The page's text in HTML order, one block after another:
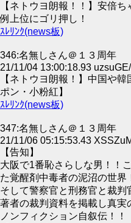
【ネトウヨ朗報！！】安倍
例上位にゴリ押し！
ｽﾚﾘﾝｸ(news板)
346:名無しさん＠１３周年
21/11/04 13:00:18.93
【ネトウヨ朗報！】中国や
ポン・小粉紅】
ｽﾚﾘﾝｸ(news板)
347:名無しさん＠１３周年
21/11/06 05:15:53.43
【告知】
大阪で1番恥さらしな男！！
た覚醒剤中毒者の泥沼の世界
そして警察官と刑務官と裁判
著者の裁判資料を掲載し真実
ノンフィクション自叙伝！！